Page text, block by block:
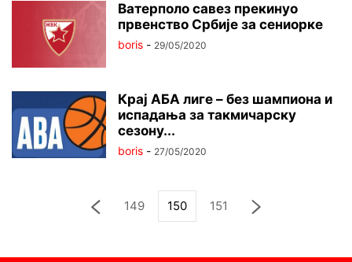
Ватерполо савез прекинуо
првенство Србије за сениорке
boris - 29/05/2020
Крај АБА лиге – без шампиона и
испадања за такмичарску
сезону...
boris - 27/05/2020
149 150 151